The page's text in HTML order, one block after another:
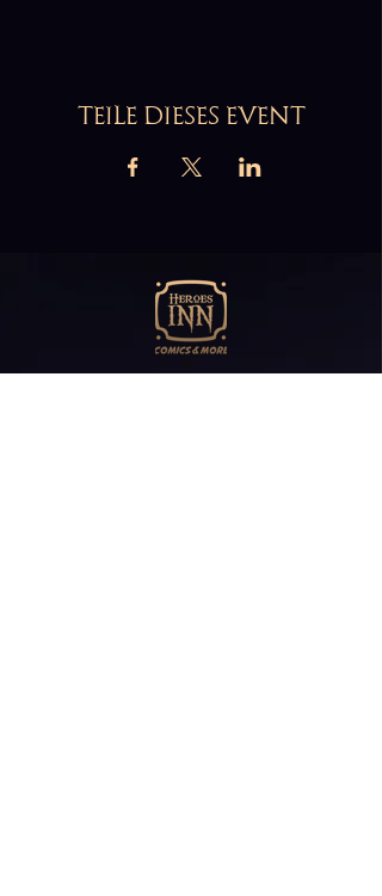
TEILE DIESES EVENT